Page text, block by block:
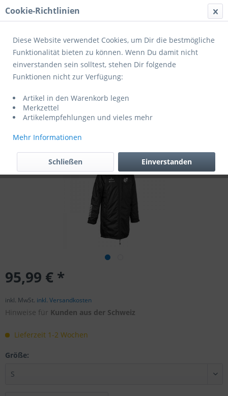
Menü
Übersicht Zusatzartikel
weiß (exklusiv für Mitglieder des BSC
Güls)
95,99 € *
inkl. MwSt. inkl. Versandkosten
Hinweise für Kunden aus der Schweiz
Lieferzeit 1-2 Wochen
Größe:
Cookie-Richtlinien
Diese Website verwendet Cookies, um Dir die bestmögliche
Funktionalität bieten zu können. Wenn Du damit nicht
einverstanden sein solltest, stehen Dir folgende
Funktionen nicht zur Verfügung:
Artikel in den Warenkorb legen
Merkzettel
Artikelempfehlungen und vieles mehr
Mehr Informationen
Einverstanden
Schließen